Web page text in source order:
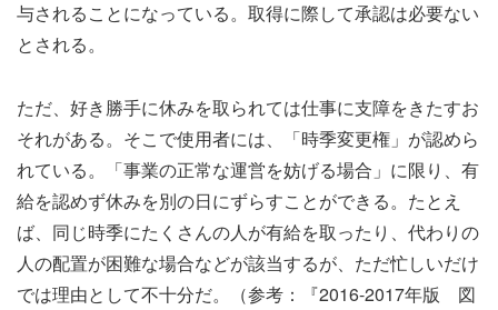
与されることになっている。取得に際して承認は必要ない
とされる。
ただ、好き勝手に休みを取られては仕事に支障をきたすお
それがある。そこで使用者には、「時季変更権」が認めら
れている。「事業の正常な運営を妨げる場合」に限り、有
給を認めず休みを別の日にずらすことができる。たとえ
ば、同じ時季にたくさんの人が有給を取ったり、代わりの
人の配置が困難な場合などが該当するが、ただ忙しいだけ
では理由として不十分だ。（参考：『2016-2017年版 図